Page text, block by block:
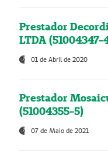
Prestador
LTDA (51004347-
01 de Abril de 2020
Prestador
(51004355-5)
07 de Maio de 2021